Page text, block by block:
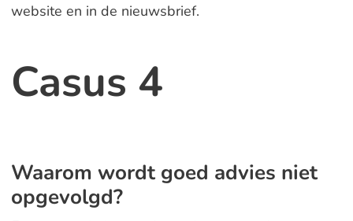
website en in de nieuwsbrief.
Casus 4
Waarom wordt goed advies niet
opgevolgd?